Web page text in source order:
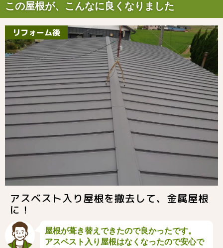
この屋根が、こんなに良くなりました
リフォーム後
アスベスト入り屋根を撤去して、金属屋根
に！
屋根が葺き替えできたので良かったです。
アスベスト入り屋根はなくなったので安心で